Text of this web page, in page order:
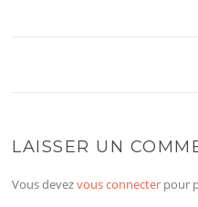
LAISSER UN
Vous devezvous connecter pour